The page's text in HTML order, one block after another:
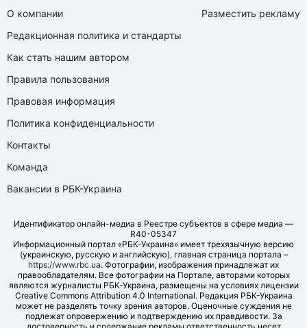
О компании
Редакционная политика и стандарты
Как стать нашим автором
Правила пользования
Правовая информация
Политика конфиденциальности
Контакты
Команда
Вакансии в РБК-Украина
Разместить рекламу
Идентификатор онлайн-медиа в Реестре субъектов в сфере медиа —
R40-05347
Информационный портал «РБК-Украина» имеет трехязычную версию
(украинскую, русскую и английскую), главная страница портала –
https://www.rbc.ua. Фотографии, изображения принадлежат их
правообладателям. Все фотографии на Портале, авторами которых
являются журналисты РБК-Украина, размещены на условиях лицензии
Creative Commons Attribution 4.0 International. Редакция РБК-Украина
может не разделять точку зрения авторов. Оценочные суждения не
подлежат опровержению и подтверждению их правдивости. За